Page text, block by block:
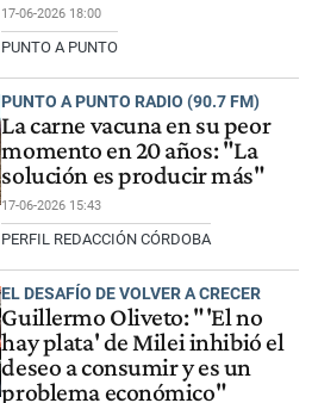
17-06-2026 18:00
PUNTO A PUNTO
PUNTO A PUNTO RADIO (90.7 FM)
La carne vacuna en su peor
momento en 20 años: "La
solución es producir más"
17-06-2026 15:43
PERFIL REDACCIÓN CÓRDOBA
EL DESAFÍO DE VOLVER A CRECER
Guillermo Oliveto: "'El no
hay plata' de Milei inhibió el
deseo a consumir y es un
problema económico"